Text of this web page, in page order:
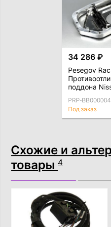
34 286 ₽
Pesegov
поддона
PRP-BB000004
Под заказ
Схожие и
товары4